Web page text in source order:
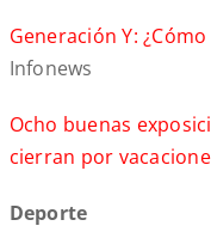
Generación Y:
Infonews
Ocho buenas
cierran por
Deporte